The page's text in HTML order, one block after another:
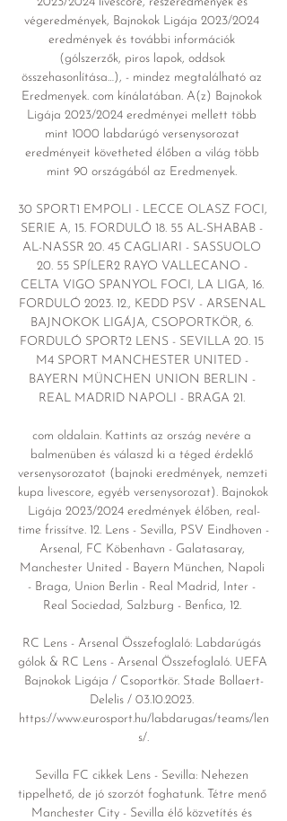
végeredmények, Bajnokok Ligája 2023/2024
eredmények és további információk
(gólszerzők, piros lapok, oddsok
összehasonlítása…), - mindez megtalálható az
Eredmenyek. com kínálatában. A(z) Bajnokok
Ligája 2023/2024 eredményei mellett több
mint 1000 labdarúgó versenysorozat
eredményeit követheted élőben a világ több
mint 90 országából az Eredmenyek.
30 SPORT1 EMPOLI - LECCE OLASZ FOCI,
SERIE A, 15. FORDULÓ 18. 55 AL-SHABAB -
AL-NASSR 20. 45 CAGLIARI - SASSUOLO
20. 55 SPÍLER2 RAYO VALLECANO -
CELTA VIGO SPANYOL FOCI, LA LIGA, 16.
FORDULÓ 2023. 12., KEDD PSV - ARSENAL
BAJNOKOK LIGÁJA, CSOPORTKÖR, 6.
FORDULÓ SPORT2 LENS - SEVILLA 20. 15
M4 SPORT MANCHESTER UNITED -
BAYERN MÜNCHEN UNION BERLIN -
REAL MADRID NAPOLI - BRAGA 21.
com oldalain. Kattints az ország nevére a
balmenüben és válaszd ki a téged érdeklő
versenysorozatot (bajnoki eredmények, nemzeti
kupa livescore, egyéb versenysorozat). Bajnokok
Ligája 2023/2024 eredmények élőben, real-
time frissítve. 12. Lens - Sevilla, PSV Eindhoven -
Arsenal, FC Köbenhavn - Galatasaray,
Manchester United - Bayern München, Napoli
- Braga, Union Berlin - Real Madrid, Inter -
Real Sociedad, Salzburg - Benfica, 12.
RC Lens - Arsenal Összefoglaló: Labdarúgás
gólok & RC Lens - Arsenal Összefoglaló. UEFA
Bajnokok Ligája / Csoportkör. Stade Bollaert-
Delelis / 03.10.2023.
https://www.eurosport.hu/labdarugas/teams/len
s/.
Sevilla FC cikkek Lens - Sevilla: Nehezen
tippelhető, de jó szorzót foghatunk. Tétre menő
Manchester City - Sevilla élő közvetítés és